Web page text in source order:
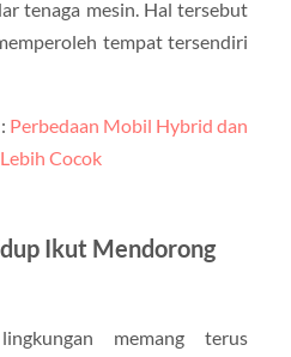
tenaga mesin. Hal tersebut
tempat tersendiri
Perbedaan Mobil Hybrid dan
Cocok
Ikut Mendorong
memang terus